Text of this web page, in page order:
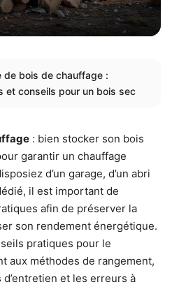
de bois de chauffage :
et conseils pour un bois sec
: bien stocker son bois
garantir un chauffage
d’un garage, d’un abri
il est important de
afin de préserver la
son rendement énergétique.
pratiques pour le
aux méthodes de rangement,
et les erreurs à